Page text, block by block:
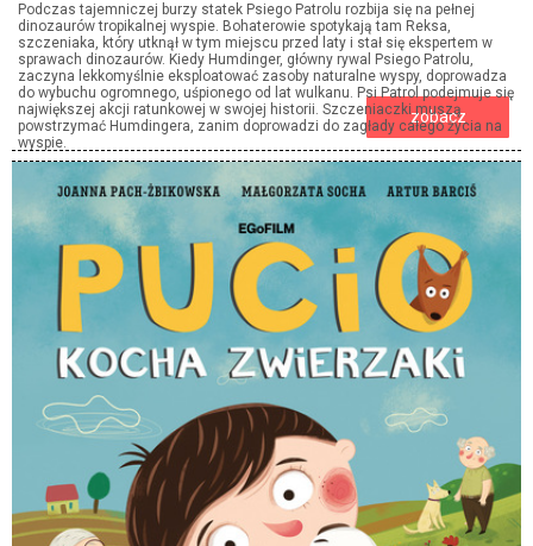
Podczas tajemniczej burzy statek Psiego Patrolu rozbija się na pełnej
dinozaurów tropikalnej wyspie. Bohaterowie spotykają tam Reksa,
szczeniaka, który utknął w tym miejscu przed laty i stał się ekspertem w
sprawach dinozaurów. Kiedy Humdinger, główny rywal Psiego Patrolu,
zaczyna lekkomyślnie eksploatować zasoby naturalne wyspy, doprowadza
do wybuchu ogromnego, uśpionego od lat wulkanu. Psi Patrol podejmuje się
największej akcji ratunkowej w swojej historii. Szczeniaczki muszą
powstrzymać Humdingera, zanim doprowadzi do zagłady całego życia na
wyspie.
zobacz